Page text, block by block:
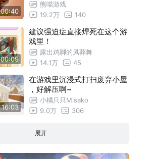
00:40
all Spaces
熊喵游戏
19.2万
140
00:09
建议强迫症直接焊死在这个游
戏里！
露出鸡脚的风葬舞
14.1万
45
16:03
在游戏里沉浸式打扫废弃小屋
，好解压啊~
小橘只只Misako
9.0万
306
展开